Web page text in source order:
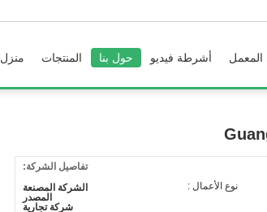
منزل المنتجات حول بنا أشرطة فيديو
تفاصيل الشركة:
نوع الأعمال :
الشركة المصنعة
المصدر
شركة تجارية